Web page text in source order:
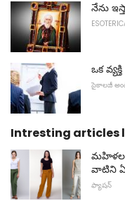
నేను
ఒక
సైకాలజీ
Intresting articles
మహిళల
వాటిని
ఫ్యాషన్